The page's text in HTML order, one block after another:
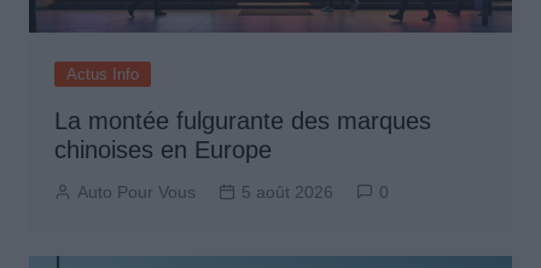
Actus Info
La montée fulgurante des marques
chinoises en Europe
Auto Pour Vous 5 août 2026 0